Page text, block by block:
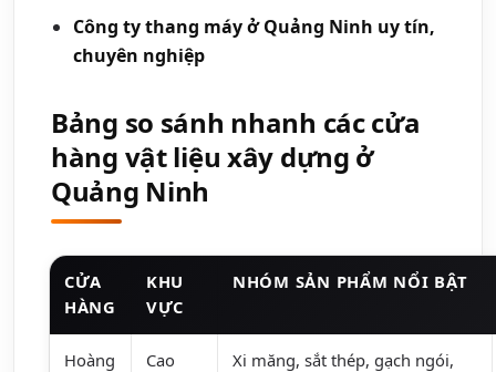
Công ty thang máy ở Quảng Ninh uy tín,
chuyên nghiệp
Bảng so sánh nhanh các cửa
hàng vật liệu xây dựng ở
Quảng Ninh
CỬA
HÀNG
KHU
VỰC
NHÓM SẢN PHẨM NỔI BẬT
Hoàng
Cao
Xi măng, sắt thép, gạch ngói,